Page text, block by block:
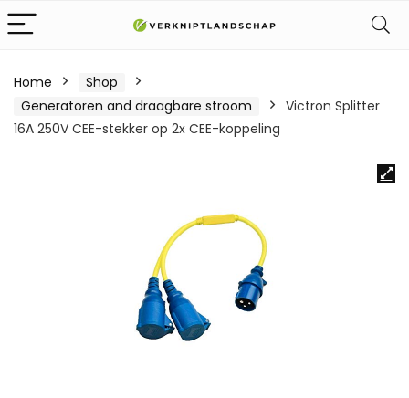
Home
Shop
Generatoren and draagbare stroom
Victron Splitter
16A 250V CEE-stekker op 2x CEE-koppeling